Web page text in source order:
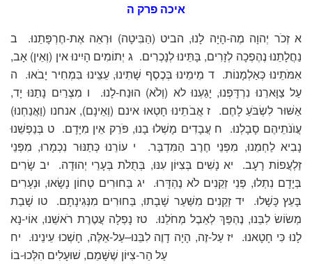
איכה פרק ה
א זְכֹר יְהוָה מֶה-הָיָה לָנוּ, הביט (הַבִּיטָה) וּרְאֵה אֶת-חֶרְפָּתֵנוּ. ב
נַחֲלָתֵנוּ נֶהֶפְכָה לְזָרִים, בָּתֵּינוּ לְנָכְרִים. ג יְתוֹמִים הָיִינוּ אין (וְאֵין) אָב,
אִמֹּתֵינוּ כְּאַלְמָנוֹת. ד מֵימֵינוּ בְּכֶסֶף שָׁתִינוּ, עֵצֵינוּ בִּמְחִיר יָבֹאוּ. ה
עַל צַוָּארֵנוּ נִרְדָּפְנוּ, יָגַעְנוּ לא (וְלֹא) הוּנַח-לָנוּ. ו מִצְרַיִם נָתַנּוּ יָד,
אַשּׁוּר לִשְׂבֹּעַ לָחֶם. ז אֲבֹתֵינוּ חָטְאוּ אינם (וְאֵינָם), אנחנו (וַאֲנַחְנוּ)
עֲוֺנֹתֵיהֶם סָבָלְנוּ. ח עֲבָדִים מָשְׁלוּ בָנוּ, פֹּרֵק אֵין מִיָּדָם. ט בְּנַפְשֵׁנוּ
נָבִיא לַחְמֵנוּ, מִפְּנֵי חֶרֶב הַמִּדְבָּר. י עוֹרֵנוּ כְּתַנּוּר נִכְמָרוּ, מִפְּנֵי
זַלְעֲפוֹת רָעָב. יא נָשִׁים בְּצִיּוֹן עִנּוּ, בְּתֻלֹת בְּעָרֵי יְהוּדָה. יב שָׂרִים
בְּיָדָם נִתְלוּ, פְּנֵי זְקֵנִים לֹא נֶהְדָּרוּ. יג בַּחוּרִים טְחוֹן נָשָׂאוּ, וּנְעָרִים
בָּעֵץ כָּשָׁלוּ. יד זְקֵנִים מִשַּׁעַר שָׁבָתוּ, בַּחוּרִים מִנְּגִינָתָם. טו שָׁבַת
מְשׂוֹשׂ לִבֵּנוּ, נֶהְפַּךְ לְאֵבֶל מְחֹלֵנוּ. טז נָפְלָה עֲטֶרֶת רֹאשֵׁנוּ, אוֹי-נָא
לָנוּ כִּי חָטָאנוּ. יז עַל-זֶה, הָיָה דָוֶה לִבֵּנוּ–עַל-אֵלֶּה, חָשְׁכוּ עֵינֵינוּ. יח
עַל הַר-צִיּוֹן שֶׁשָּׁמֵם, שׁוּעָלִים הִלְּכוּ-בוֹ